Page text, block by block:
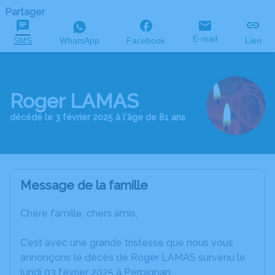
Partager
SMS WhatsApp Facebook E-mail Lien
Roger LAMAS
décédé le 3 février 2025 à l'âge de 81 ans
Message de la famille
Chère famille, chers amis,
C’est avec une grande tristesse que nous vous
annonçons le décès de Roger LAMAS survenu le
lundi 03 février 2025 à Perpignan.